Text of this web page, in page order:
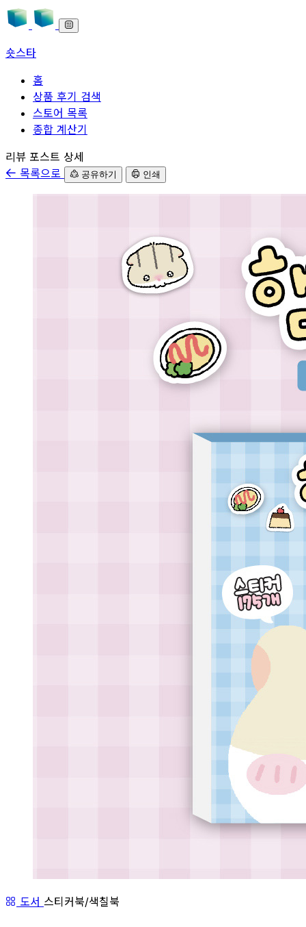
숏스타
홈
상품 후기 검색
스토어 목록
종합 계산기
본문으로 바로가기
리뷰 포스트 상세
목록으로
공유하기 인쇄
도서 스티커북/색칠북